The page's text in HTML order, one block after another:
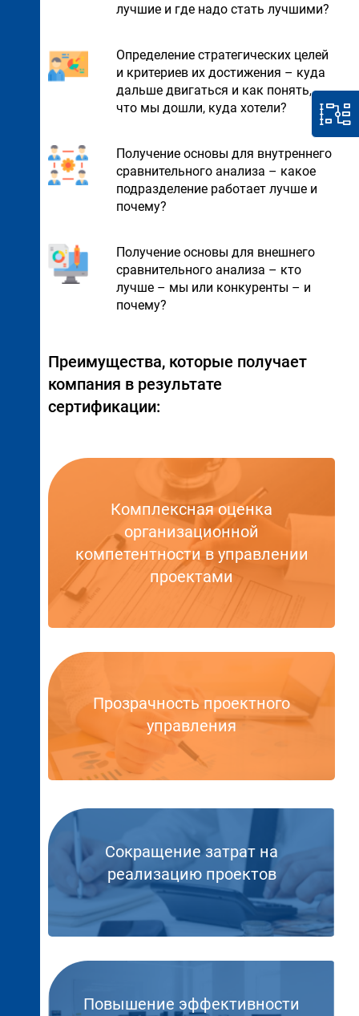
лучшие и где надо стать лучшими?
Определение стратегических целей
и критериев их достижения – куда
дальше двигаться и как понять,
что мы дошли, куда хотели?
Получение основы для внутреннего
сравнительного анализа – какое
подразделение работает лучше и
почему?
Получение основы для внешнего
сравнительного анализа – кто
лучше – мы или конкуренты – и
почему?
Преимущества, которые получает
компания в результате
сертификации:
Комплексная оценка
организационной
компетентности в управлении
проектами
Прозрачность проектного
управления
Сокращение затрат на
реализацию проектов
Повышение эффективности